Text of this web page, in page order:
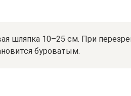
шляпка 10–25 см. При
буроватым.